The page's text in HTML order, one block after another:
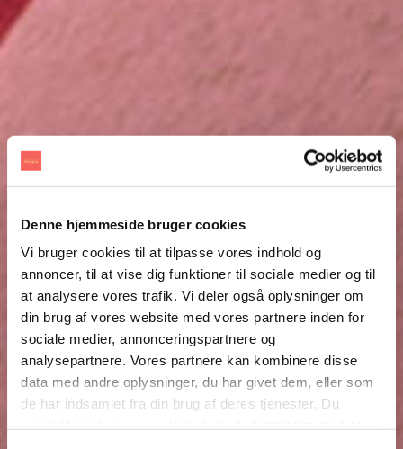
Denne hjemmeside bruger cookies
Vi bruger cookies til at tilpasse vores indhold og
annoncer, til at vise dig funktioner til sociale medier og til
at analysere vores trafik. Vi deler også oplysninger om
din brug af vores website med vores partnere inden for
sociale medier, annonceringspartnere og
analysepartnere. Vores partnere kan kombinere disse
data med andre oplysninger, du har givet dem, eller som
de har indsamlet fra din brug af deres tjenester. Du